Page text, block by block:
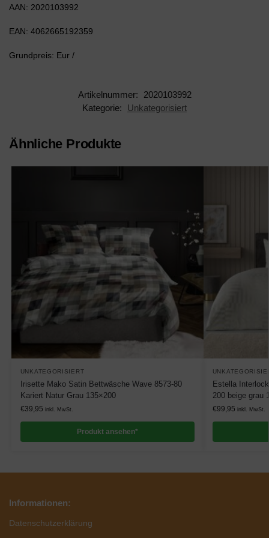
AAN: 2020103992
EAN: 4062665192359
Grundpreis: Eur /
Artikelnummer:
2020103992
Kategorie:
Unkategorisiert
Ähnliche Produkte
UNKATEGORISIERT
Irisette Mako Satin Bettwäsche Wave 8573-80
Kariert Natur Grau 135×200
€39,95 inkl. MwSt.
Produkt ansehen*
Estella
200 beige grau
€99,95 inkl. MwSt.
Informationen:
Datenschutzerklärung